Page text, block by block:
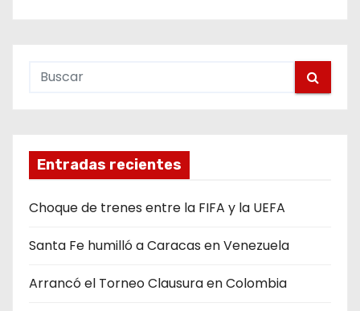
Entradas recientes
Choque de trenes entre la FIFA y la UEFA
Santa Fe humilló a Caracas en Venezuela
Arrancó el Torneo Clausura en Colombia